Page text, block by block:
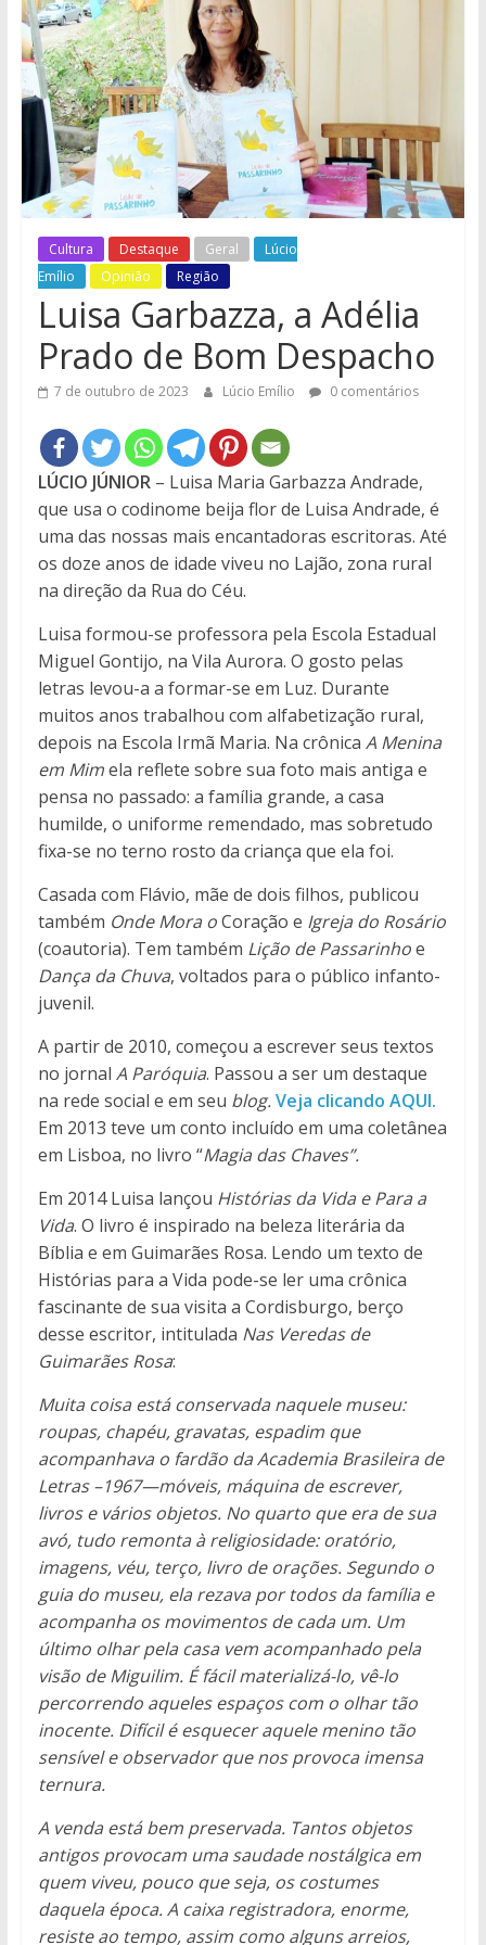
Região
Cultura Destaque Geral
Lúcio
Emílio
Opinião Região
Luisa Garbazza, a Adélia
Prado de Bom Despacho
7 de outubro de 2023 Lúcio Emílio 0 comentários
LÚCIO JÚNIOR– Luisa Maria Garbazza Andrade,
que usa o codinome beija flor de Luisa Andrade, é
uma das nossas mais encantadoras escritoras. Até
os doze anos de idade viveu no Lajão, zona rural
na direção da Rua do Céu.
Luisa formou-se professora pela Escola Estadual
Miguel Gontijo, na Vila Aurora. O gosto pelas
letras levou-a a formar-se em Luz. Durante
muitos anos trabalhou com alfabetização rural,
depois na Escola Irmã Maria. Na crônica A Menina
em Mimela reflete sobre sua foto mais antiga e
pensa no passado: a família grande, a casa
humilde, o uniforme remendado, mas sobretudo
fixa-se no terno rosto da criança que ela foi.
Casada com Flávio, mãe de dois filhos, publicou
também Onde Mora oCoração e Igreja do Rosário
(coautoria). Tem também Lição de Passarinhoe
Dança da Chuva, voltados para o público infanto-
juvenil.
A partir de 2010, começou a escrever seus textos
no jornal A Paróquia. Passou a ser um destaque
na rede social e em seu blog.Veja clicando AQUI.
Em 2013 teve um conto incluído em uma coletânea
em Lisboa, no livro “Magia das Chaves”.
Em 2014 Luisa lançou Histórias da Vida e Para a
Vida. O livro é inspirado na beleza literária da
Bíblia e em Guimarães Rosa. Lendo um texto de
Histórias para a Vida pode-se ler uma crônica
fascinante de sua visita a Cordisburgo, berço
desse escritor, intitulada Nas Veredas de
Guimarães Rosa:
Muita coisa está conservada naquele museu:
roupas, chapéu, gravatas, espadim que
acompanhava o fardão da Academia Brasileira de
Letras –1967—móveis, máquina de escrever,
livros e vários objetos. No quarto que era de sua
avó, tudo remonta à religiosidade: oratório,
imagens, véu, terço, livro de orações. Segundo o
guia do museu, ela rezava por todos da família e
acompanha os movimentos de cada um. Um
último olhar pela casa vem acompanhado pela
visão de Miguilim. É fácil materializá-lo, vê-lo
percorrendo aqueles espaços com o olhar tão
inocente. Difícil é esquecer aquele menino tão
sensível e observador que nos provoca imensa
ternura.
A venda está bem preservada. Tantos objetos
antigos provocam uma saudade nostálgica em
quem viveu, pouco que seja, os costumes
daquela época. A caixa registradora, enorme,
resiste ao tempo, assim como alguns arreios,